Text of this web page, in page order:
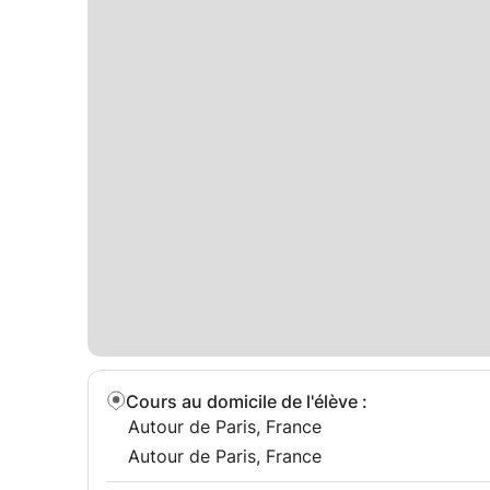
Cours au domicile de l'élève :
Autour de Paris, France
Autour de Paris, France